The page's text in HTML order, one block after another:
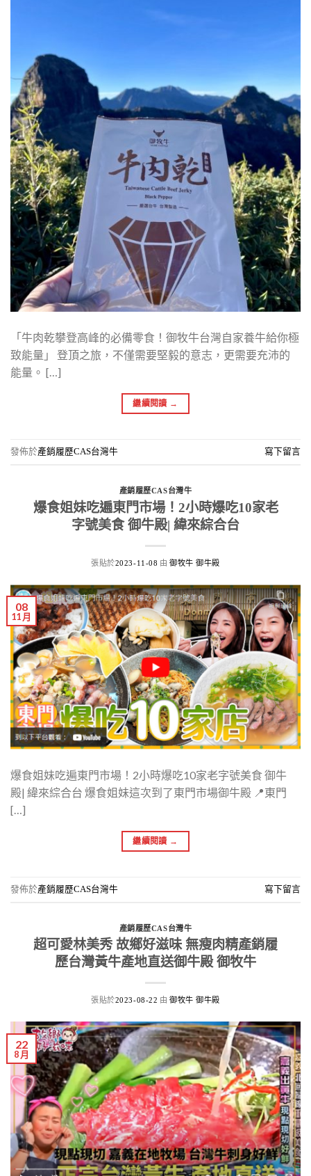
「牛肉乾攀登高峰的必備零食！御牧牛台灣自家養牛給你極
致能量」 登頂之旅，不僅需要堅毅的意志，更需要充沛的
能量。 […]
繼續閱讀 →
發佈於產銷履歷CAS台灣牛 寫下留言
產銷履歷CAS台灣牛
爆食姐妹吃遍東門市場！2小時爆吃10家老
字號美食 御牛殿| 緯來綜合台
張貼於2023-11-08 由御牧牛 御牛殿
08
11 月
爆食姐妹吃遍東門市場！2小時爆吃10家老字號美食 御牛
殿| 緯來綜合台 爆食姐妹這次到了東門市場御牛殿 📍東門
[…]
繼續閱讀 →
發佈於產銷履歷CAS台灣牛 寫下留言
產銷履歷CAS台灣牛
超可愛林美秀 故鄉好滋味 無瘦肉精產銷履
歷台灣黃牛產地直送御牛殿 御牧牛
張貼於2023-08-22 由御牧牛 御牛殿
22
8 月